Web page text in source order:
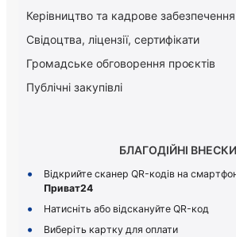
Керiвництво та кадрове забезпечення
Свідоцтва, ліцензії, сертифікати
Громадське обговорення проєктів
Публічні закупівлі
БЛАГОДІЙНІ ВНЕСКИ
Відкрийте сканер QR-кодів на
Приват24
Натисніть або відскануйте QR-код
Виберіть картку для оплати